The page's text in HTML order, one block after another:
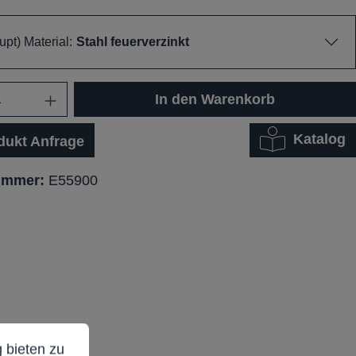
Material: Stahl feuerverzinkt
In den Warenkorb
Anfrage Katalog
E55900
zu können.
bieten zu